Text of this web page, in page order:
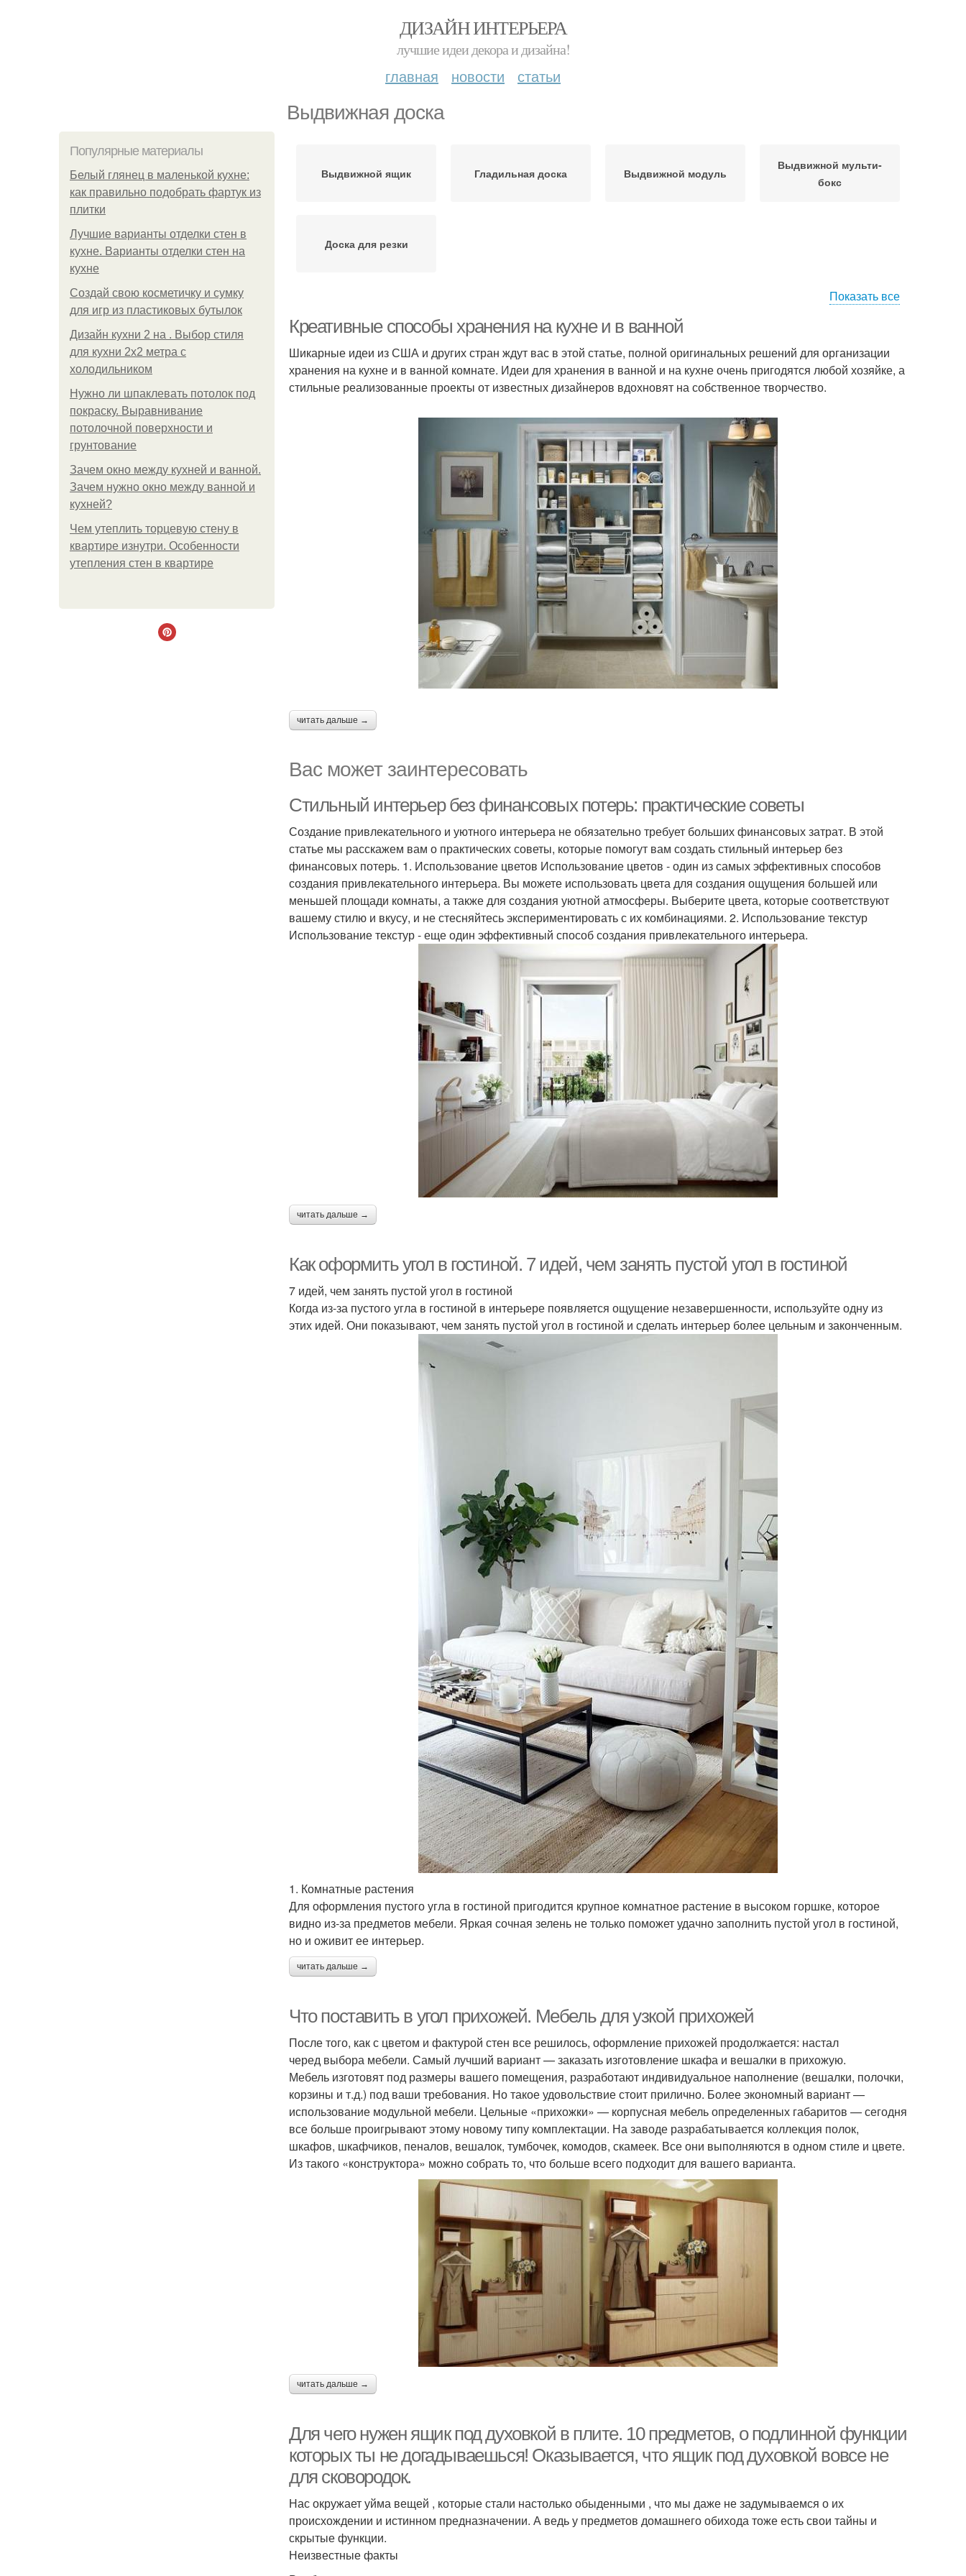
ДИЗАЙН ИНТЕРЬЕРА
лучшие идеи декора и дизайна!
главная новости статьи
Выдвижная доска
Популярные материалы
Белый глянец в маленькой кухне:
как правильно подобрать фартук из
плитки
Лучшие варианты отделки стен в
кухне. Варианты отделки стен на
кухне
Создай свою косметичку и сумку
для игр из пластиковых бутылок
Дизайн кухни 2 на . Выбор стиля
для кухни 2х2 метра с
холодильником
Нужно ли шпаклевать потолок под
покраску. Выравнивание
потолочной поверхности и
грунтование
Зачем окно между кухней и ванной.
Зачем нужно окно между ванной и
кухней?
Чем утеплить торцевую стену в
квартире изнутри. Особенности
утепления стен в квартире
Выдвижной ящик Гладильная доска Выдвижной модуль
Выдвижной мульти-
бокс
Доска для резки
Показать все
Креативные способы хранения на кухне и в ванной
Шикарные идеи из США и других стран ждут вас в этой статье, полной оригинальных решений для организации
хранения на кухне и в ванной комнате. Идеи для хранения в ванной и на кухне очень пригодятся любой хозяйке, а
стильные реализованные проекты от известных дизайнеров вдохновят на собственное творчество.
читать дальше →
Вас может заинтересовать
Стильный интерьер без финансовых потерь: практические советы
Создание привлекательного и уютного интерьера не обязательно требует больших финансовых затрат. В этой
статье мы расскажем вам о практических советы, которые помогут вам создать стильный интерьер без
финансовых потерь. 1. Использование цветов Использование цветов - один из самых эффективных способов
создания привлекательного интерьера. Вы можете использовать цвета для создания ощущения большей или
меньшей площади комнаты, а также для создания уютной атмосферы. Выберите цвета, которые соответствуют
вашему стилю и вкусу, и не стесняйтесь экспериментировать с их комбинациями. 2. Использование текстур
Использование текстур - еще один эффективный способ создания привлекательного интерьера.
читать дальше →
Как оформить угол в гостиной. 7 идей, чем занять пустой угол в гостиной
7 идей, чем занять пустой угол в гостиной
Когда из-за пустого угла в гостиной в интерьере появляется ощущение незавершенности, используйте одну из
этих идей. Они показывают, чем занять пустой угол в гостиной и сделать интерьер более цельным и законченным.
1. Комнатные растения
Для оформления пустого угла в гостиной пригодится крупное комнатное растение в высоком горшке, которое
видно из-за предметов мебели. Яркая сочная зелень не только поможет удачно заполнить пустой угол в гостиной,
но и оживит ее интерьер.
читать дальше →
Что поставить в угол прихожей. Мебель для узкой прихожей
После того, как с цветом и фактурой стен все решилось, оформление прихожей продолжается: настал
черед выбора мебели. Самый лучший вариант — заказать изготовление шкафа и вешалки в прихожую.
Мебель изготовят под размеры вашего помещения, разработают индивидуальное наполнение (вешалки, полочки,
корзины и т.д.) под ваши требования. Но такое удовольствие стоит прилично. Более экономный вариант —
использование модульной мебели. Цельные «прихожки» — корпусная мебель определенных габаритов — сегодня
все больше проигрывают этому новому типу комплектации. На заводе разрабатывается коллекция полок,
шкафов, шкафчиков, пеналов, вешалок, тумбочек, комодов, скамеек. Все они выполняются в одном стиле и цвете.
Из такого «конструктора» можно собрать то, что больше всего подходит для вашего варианта.
читать дальше →
Для чего нужен ящик под духовкой в плите. 10 предметов, о подлинной функции
которых ты не догадываешься! Оказывается, что ящик под духовкой вовсе не
для сковородок.
Нас окружает уйма вещей , которые стали настолько обыденными , что мы даже не задумываемся о их
происхождении и истинном предназначении. А ведь у предметов домашнего обихода тоже есть свои тайны и
скрытые функции.
Неизвестные факты